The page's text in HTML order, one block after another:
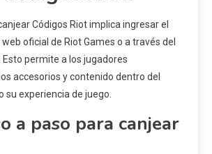
Códigos Riot implica ingresar el
oficial de Riot Games o a través del
permite a los jugadores
accesorios y contenido dentro del
su experiencia de juego.
a paso para canjear